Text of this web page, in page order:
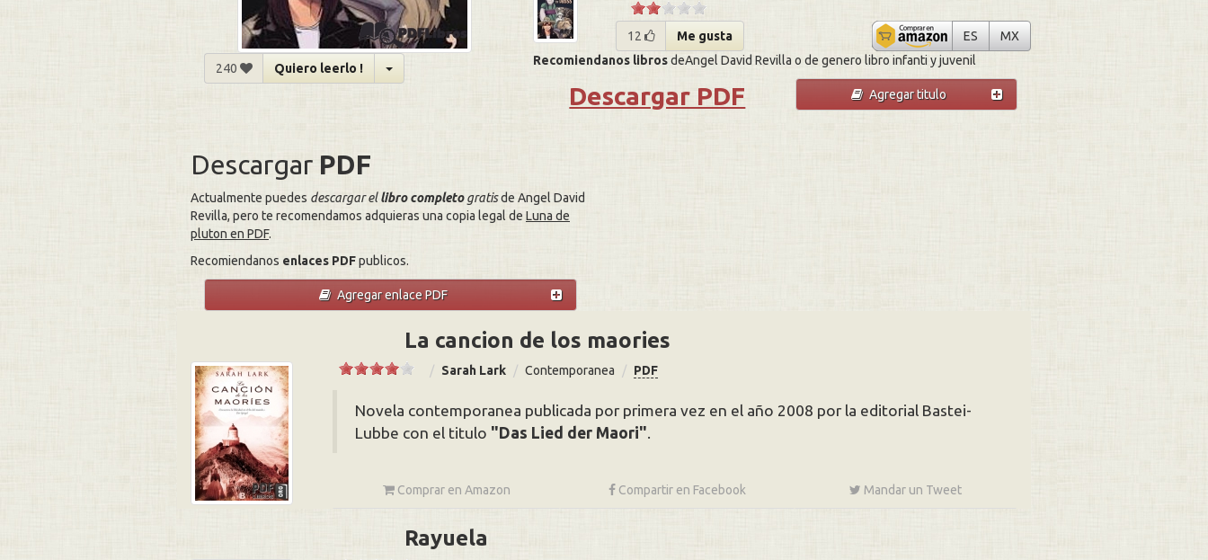
240 Quiero leerlo !
12 Me gusta ESLuna de pluton
MXLuna de pluton
Recomiendanos librosdeAngel David Revilla o de genero libro infanti y juvenil
Agregar titulo
Descargar PDF
Descargar PDF
Actualmente puedes descargar ellibro completogratisde Angel David
Revilla, pero te recomendamos adquieras una copia legal de Luna de
pluton en PDF.
Recomiendanos enlaces PDFpublicos.
Agregar enlace PDF
La cancion de los maories
Sarah Lark Contemporanea PDF
Novela contemporanea publicada por primera vez en el año 2008 por la editorial Bastei-
Lubbe con el titulo
Das Lied der Maori .
Comprar en Amazon Compartir en Facebook Mandar un Tweet
Rayuela